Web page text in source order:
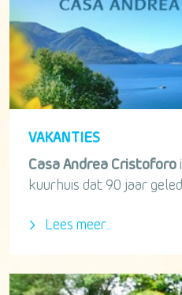
VAKANTIES
Casa Andrea Cristoforo
kuurhuis dat 90 jaar
Lees meer...